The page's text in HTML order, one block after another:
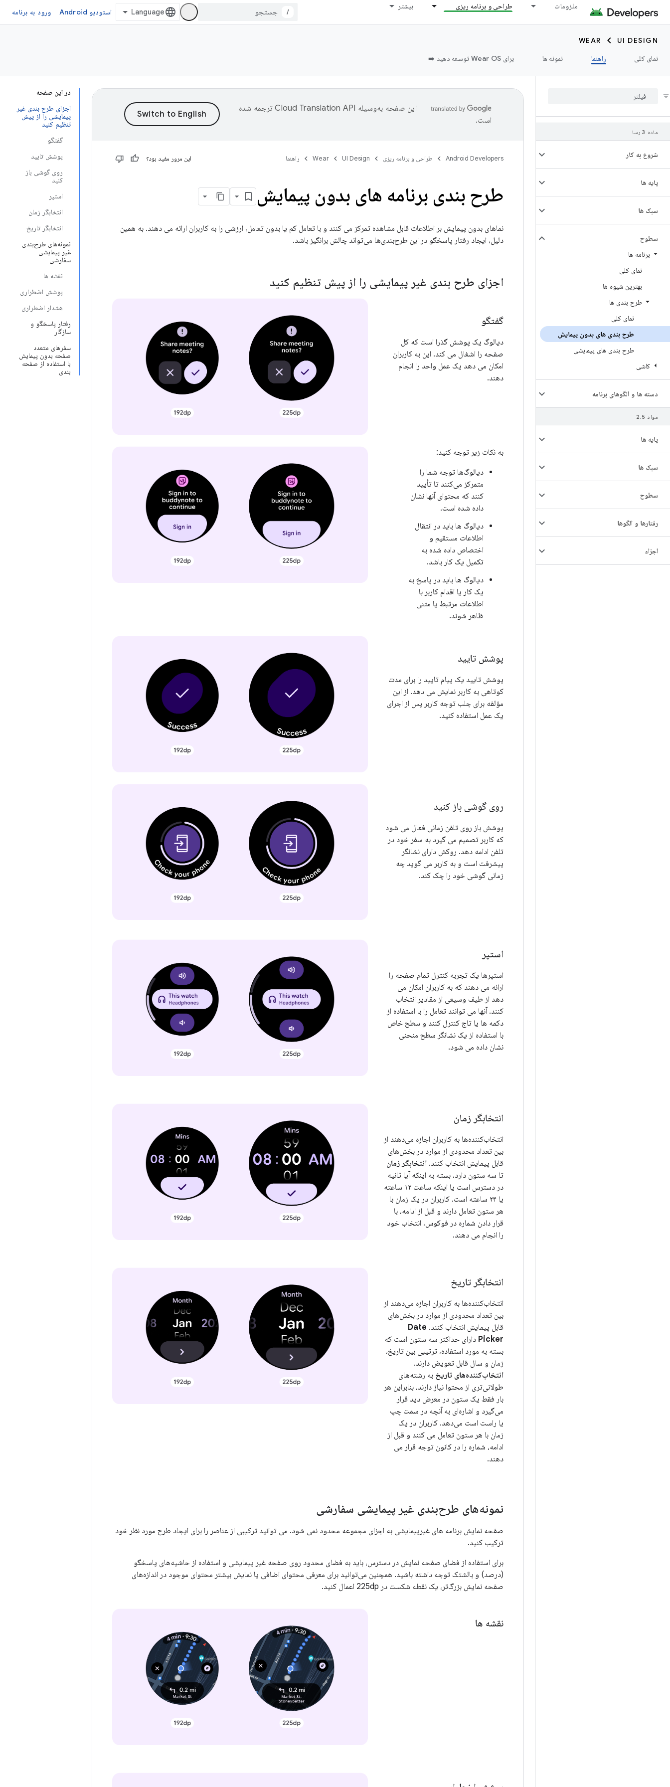
ملزومات طراحی و برنامه ریزی بیشتر
/ استودیو Android ورود به برنامه
UI DESIGN
WEAR
نمای کلی
راهنما نمونه ها برای Wear OS توسعه دهید ➡️
ماده 3 رسا
شروع به کار
پایه ها
سبک ها
سطوح
برنامه ها
نمای کلی
بهترین شیوه ها
طرح بندی ها
نمای کلی
طرح بندی های بدون پیمایش
طرح بندی های پیمایشی
کاشی
دسته ها و الگوهای برنامه
مواد 2 . 5
پایه ها
سبک ها
سطوح
رفتارها و الگوها
اجزاء
در این صفحه
اجزای طرح بندی غیر
پیمایشی را از پیش
تنظیم کنید
گفتگو
پوشش تایید
روی گوشی باز
کنید
استپر
انتخابگر زمان
انتخابگر تاریخ
نمونه‌های طرح‌بندی
غیر پیمایشی
سفارشی
نقشه ها
پوشش اضطراری
هشدار اضطراری
رفتار پاسخگو و
سازگار
سفرهای متعدد
صفحه بدون پیمایش
با استفاده از صفحه
بندی
این صفحه به‌وسیله
ترجمه شده
است.
Android Developers طراحی و برنامه ریزی UI Design
Wear راهنما این مرور مفید بود؟
طرح بندی برنامه های بدون پیمایش
نماهای بدون پیمایش بر اطلاعات قابل مشاهده تمرکز می کنند و با تعامل کم یا بدون تعامل، ارزشی را به کاربران ارائه می دهند. به همین
دلیل، ایجاد رفتار پاسخگو در این طرح‌بندی‌ها می‌تواند چالش برانگیز باشد.
اجزای طرح بندی غیر پیمایشی را از پیش تنظیم کنید
گفتگو
دیالوگ یک پوشش گذرا است که کل
صفحه را اشغال می کند. این به کاربران
امکان می دهد یک عمل واحد را انجام
دهند.
به نکات زیر توجه کنید:
دیالوگ‌ها توجه شما را
متمرکز می‌کنند تا تأیید
کنند که محتوای آنها نشان
داده شده است.
دیالوگ ها باید در انتقال
اطلاعات مستقیم و
اختصاص داده شده به
تکمیل یک کار باشد.
دیالوگ ها باید در پاسخ به
یک کار یا اقدام کاربر با
اطلاعات مرتبط یا متنی
ظاهر شوند.
پوشش تایید
پوشش تایید یک پیام تایید را برای مدت
کوتاهی به کاربر نمایش می دهد. از این
مؤلفه برای جلب توجه کاربر پس از اجرای
یک عمل استفاده کنید.
روی گوشی باز کنید
پوشش باز روی تلفن زمانی فعال می شود
که کاربر تصمیم می گیرد به سفر خود در
تلفن ادامه دهد. روکش دارای نشانگر
پیشرفت است و به کاربر می گوید چه
زمانی گوشی خود را چک کند.
استپر
استپرها یک تجربه کنترل تمام صفحه را
ارائه می دهند که به کاربران امکان می
دهد از طیف وسیعی از مقادیر انتخاب
کنند. آنها می توانند تعامل را با استفاده از
دکمه ها یا تاج کنترل کنند و سطح خاص
با استفاده از یک نشانگر سطح منحنی
نشان داده می شود.
انتخابگر زمان
انتخاب‌کننده‌ها به کاربران اجازه می‌دهند از
بین تعداد محدودی از موارد در بخش‌های
قابل پیمایش انتخاب کنند. انتخابگر زمان
تا سه ستون دارد، بسته به اینکه آیا ثانیه
در دسترس است یا اینکه ساعت ۱۲ ساعته
یا ۲۴ ساعته است. کاربران در یک زمان با
هر ستون تعامل دارند و قبل از ادامه، با
قرار دادن شماره در فوکوس، انتخاب خود
را انجام می دهند.
انتخابگر تاریخ
انتخاب‌کننده‌ها به کاربران اجازه می‌دهند از
بین تعداد محدودی از موارد در بخش‌های
قابل پیمایش انتخاب کنند. Date
Picker دارای حداکثر سه ستون است که
بسته به مورد استفاده، ترتیبی بین تاریخ،
زمان و سال قابل تعویض دارند.
انتخاب‌کننده‌های تاریخ به رشته‌های
طولانی‌تری از محتوا نیاز دارند، بنابراین هر
بار فقط یک ستون در معرض دید قرار
می‌گیرد و اشاره‌ای به آنچه در سمت چپ
یا راست است می‌دهد. کاربران در یک
زمان با هر ستون تعامل می کنند و قبل از
ادامه، شماره را در کانون توجه قرار می
دهند.
نمونه‌های طرح‌بندی غیر پیمایشی سفارشی
صفحه نمایش برنامه های غیرپیمایشی به اجزای مجموعه محدود نمی شود. می توانید ترکیبی از عناصر را برای ایجاد طرح مورد نظر خود
ترکیب کنید.
برای استفاده از فضای صفحه نمایش در دسترس، باید به فضای محدود روی صفحه غیر پیمایشی و استفاده از حاشیه‌های پاسخگو
(درصد) و بالشتک توجه داشته باشید. همچنین می‌توانید برای معرفی محتوای اضافی یا نمایش بیشتر محتوای موجود در اندازه‌های
صفحه نمایش بزرگ‌تر، یک نقطه شکست در 225dp اعمال کنید.
نقشه ها